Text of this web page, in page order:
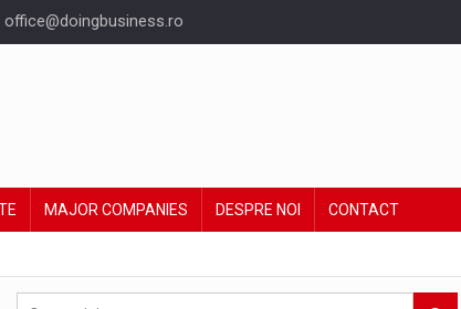
office@doingbusiness.ro
MAJOR COMPANIES DESPRE NOI CONTACT